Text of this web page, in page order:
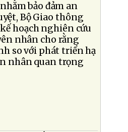
bảo đảm an
Bộ Giao thông
hoạch nghiên cứu
nhân cho rằng
so với phát triển hạ
nhân quan trọng